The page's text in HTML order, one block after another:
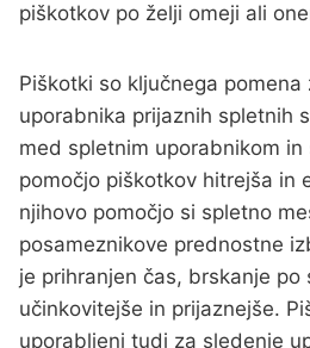
piškotkov po želji omeji ali
Piškotki so ključnega
uporabnika prijaznih spletnih
med spletnim uporabnikom
pomočjo piškotkov hitrejša in
njihovo pomočjo si spletno
posameznikove prednostne
je prihranjen čas, brskanje po
učinkovitejše in prijaznejše.
uporabljeni tudi za sledenje